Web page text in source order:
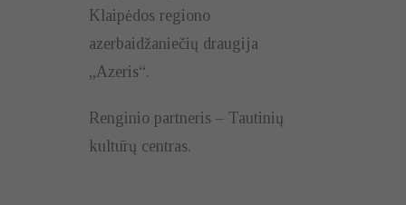
Klaipėdos regiono
azerbaidžaniečių draugija
„Azeris“.
Renginio partneris – Tautinių
kultūrų centras.